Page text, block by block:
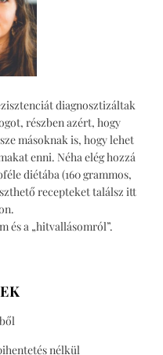
diagnosztizáltak
részben azért, hogy
másoknak is, hogy lehet
enni. Néha elég hozzá
diétába (160 grammos,
recepteket találsz itt
és a „hitvallásomról”.
nélkül